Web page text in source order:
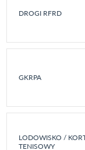
DROGI RFRD
GKRPA
LODOWISKO /
TENISOWY